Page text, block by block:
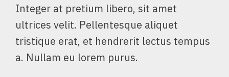
Integer at pretium libero, sit amet
ultrices velit. Pellentesque aliquet
tristique erat, et hendrerit lectus tempus
a. Nullam eu lorem purus.